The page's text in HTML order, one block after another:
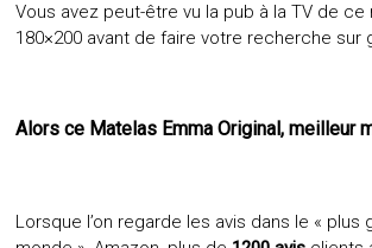
Vous avez peut-être vu la pub à la TV de ce
180×200 avant de faire votre recherche sur
Alors ce Matelas Emma Original, meilleur
Lorsque l’on regarde les avis dans le « plus